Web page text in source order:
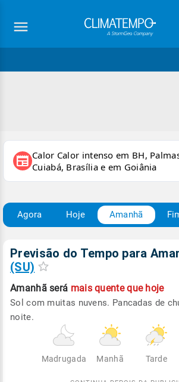
newspaper Calor Calor intenso em BH,
Cuiabá, Brasília e em Goiânia
Agora Hoje Amanhã
Previsão do Tempo para
(SU)
Amanhã será mais quente que hoje
Sol com muitas nuvens. Pancadas de
noite.
Madrugada Manhã Tarde